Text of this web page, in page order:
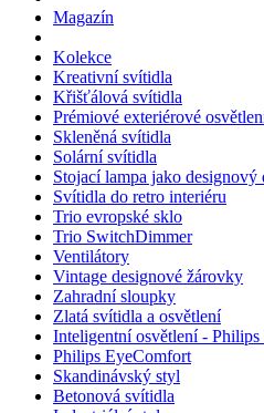
Magazín
Kolekce
Kreativní svítidla
Křišťálová svítidla
Prémiové exteriérové
Skleněná svítidla
Solární svítidla
Stojací lampa jako designový
Svítidla do retro interiéru
Trio evropské sklo
Trio SwitchDimmer
Ventilátory
Vintage designové žárovky
Zahradní sloupky
Zlatá svítidla a osvětlení
Inteligentní osvětlení - Philips
Philips EyeComfort
Skandinávský styl
Betonová svítidla